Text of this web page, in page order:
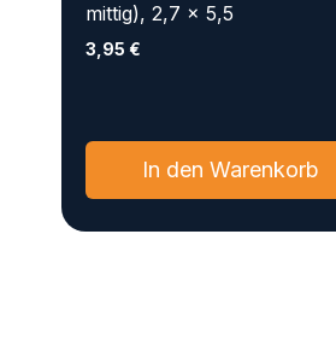
mittig), 2,7 x 5,5
3,95 €
In den Warenkorb